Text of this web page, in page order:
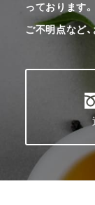
っております。
ご不明点など